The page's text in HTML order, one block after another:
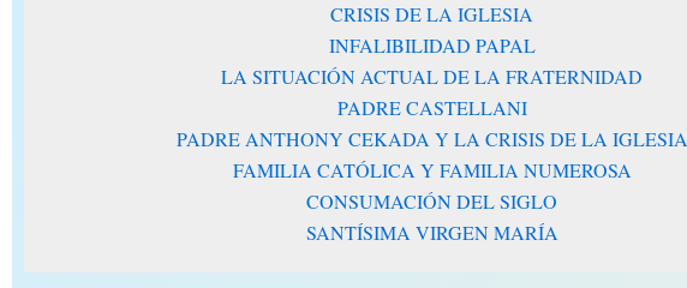
CRISIS DE LA IGLESIA
INFALIBILIDAD PAPAL
LA SITUACIÓN ACTUAL DE LA FRATERNIDAD
PADRE CASTELLANI
PADRE ANTHONY CEKADA Y LA CRISIS DE LA IGLESIA
FAMILIA CATÓLICA Y FAMILIA NUMEROSA
CONSUMACIÓN DEL SIGLO
SANTÍSIMA VIRGEN MARÍA